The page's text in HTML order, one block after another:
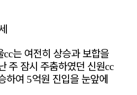
cc는 여전히 상승과 보합을
주 잠시 주춤하였던 신원cc
하여 5억원 진입을 눈앞에